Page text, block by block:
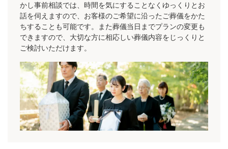
かし事前相談では、時間を気にすることなくゆっくりとお
話を伺えますので、お客様のご希望に沿ったご葬儀をかた
ちすることも可能です。また葬儀当日までプランの変更も
できますので、大切な方に相応しい葬儀内容をじっくりと
ご検討いただけます。